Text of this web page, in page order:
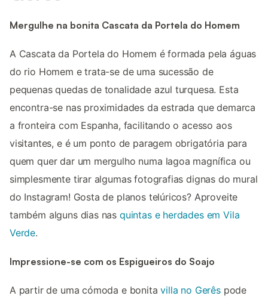
Mergulhe na bonita Cascata da Portela do Homem
A Cascata da Portela do Homem é formada pela águas
do rio Homem e trata-se de uma sucessão de
pequenas quedas de tonalidade azul turquesa. Esta
encontra-se nas proximidades da estrada que demarca
a fronteira com Espanha, facilitando o acesso aos
visitantes, e é um ponto de paragem obrigatória para
quem quer dar um mergulho numa lagoa magnífica ou
simplesmente tirar algumas fotografias dignas do mural
do Instagram! Gosta de planos telúricos? Aproveite
também alguns dias nas quintas e herdades em Vila
Verde.
Impressione-se com os Espigueiros do Soajo
A partir de uma cómoda e bonitavilla no Gerêspode